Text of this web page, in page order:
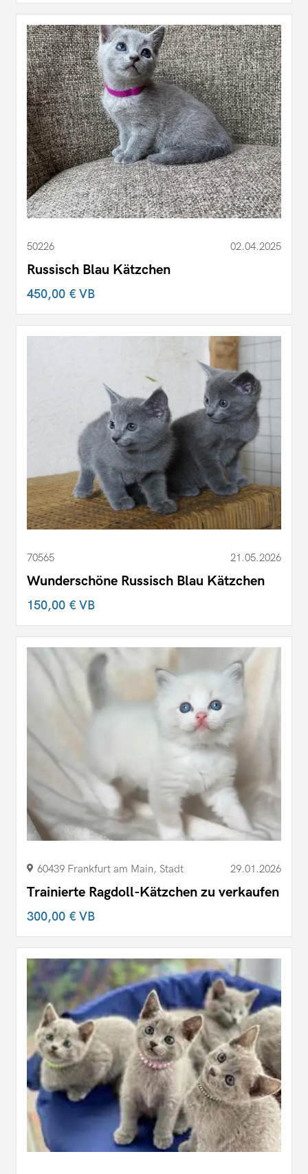
50226 02.04.2025
Russisch Blau Kätzchen
450,00 €VB
70565 21.05.2026
Wunderschöne Russisch Blau Kätzchen
150,00 €VB
60439 Frankfurt am Main, Stadt 29.01.2026
Trainierte Ragdoll-Kätzchen zu verkaufen
300,00 €VB